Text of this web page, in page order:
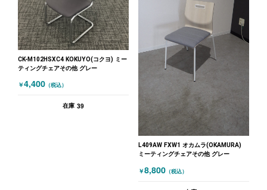
CK-M102HSXC4 KOKUYO(コクヨ) ミー
ティングチェアその他 グレー
￥4,400 （税込）
在庫 39
L409AW FXW1 オカムラ(OKAMURA)
ミーティングチェアその他 グレー
￥8,800 （税込）